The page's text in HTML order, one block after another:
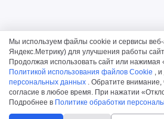
Мы используем файлы cookie и сервисы веб-
Яндекс.Метрику) для улучшения работы
Продолжая использовать сайт или нажимая
Политикой использования файлов Cookie , и
персональных данных . Обратите внимание,
согласие в любое время. При нажатии
Подробнее в Политике обработки